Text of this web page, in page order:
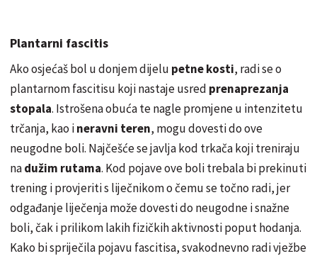
Plantarni fascitis
Ako osjećaš bol u donjem dijelu petne kosti, radi se o
plantarnom fascitisu koji nastaje usred prenaprezanja
stopala. Istrošena obuća te nagle promjene u intenzitetu
trčanja, kao ineravni teren, mogu dovesti do ove
neugodne boli. Najčešće se javlja kod trkača koji treniraju
nadužim rutama. Kod pojave ove boli trebala bi prekinuti
trening i provjeriti s liječnikom o čemu se točno radi, jer
odgađanje liječenja može dovesti do neugodne i snažne
boli, čak i prilikom lakih fizičkih aktivnosti poput hodanja.
Kako bi spriječila pojavu fascitisa, svakodnevno radi vježbe